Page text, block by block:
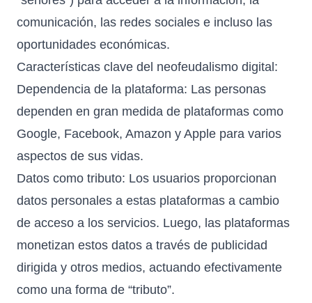
comunicación, las redes sociales e incluso las
oportunidades económicas.
Características clave del neofeudalismo digital:
Dependencia de la plataforma: Las personas
dependen en gran medida de plataformas como
Google, Facebook, Amazon y Apple para varios
aspectos de sus vidas.
Datos como tributo: Los usuarios proporcionan
datos personales a estas plataformas a cambio
de acceso a los servicios. Luego, las plataformas
monetizan estos datos a través de publicidad
dirigida y otros medios, actuando efectivamente
como una forma de “tributo”.